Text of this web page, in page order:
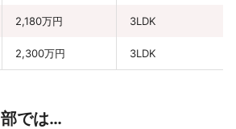
2,180万円 3LDK
2,300万円 3LDK
では…